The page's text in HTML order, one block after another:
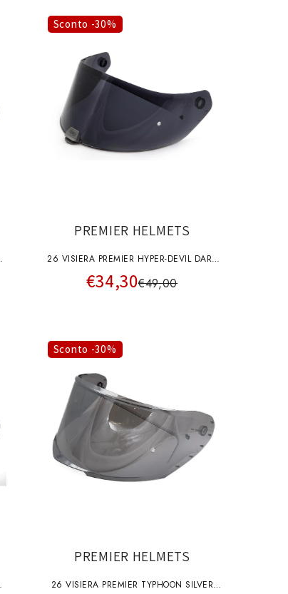
g
a
f
i
c
Sconto -30%
PREMIER HELMETS
26 VISIERA PREMIER HYPER-DEVIL DARK
A+pins
€34,30€49,00
Sconto -30%
PREMIER HELMETS
26 VISIERA PREMIER TYPHOON SILVER